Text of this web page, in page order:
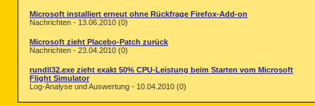
Microsoft installiert erneut ohne Rückfrage Firefox-Add-on
Nachrichten - 13.06.2010 (0)
Microsoft zieht Placebo-Patch zurück
Nachrichten - 23.04.2010 (0)
rundll32.exe zieht exakt 50% CPU-Leistung beim Starten vom Microsoft
Flight Simulator
Log-Analyse und Auswertung - 10.04.2010 (0)